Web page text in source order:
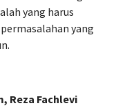
yang harus
yang
Reza Fachlevi